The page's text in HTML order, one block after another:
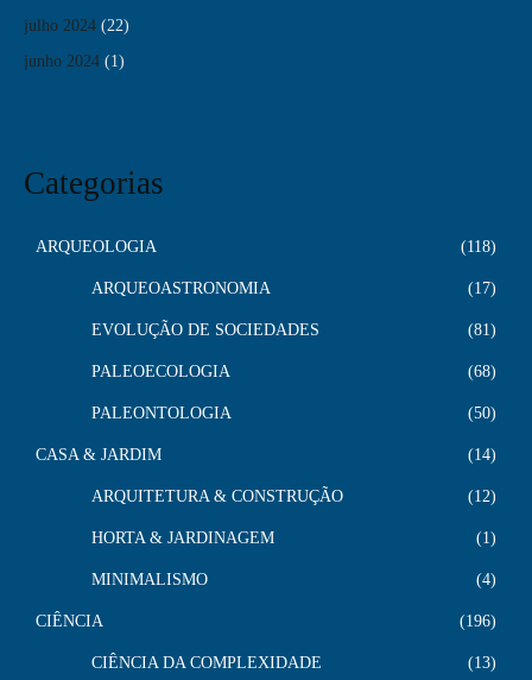
julho 2024 (22)
junho 2024 (1)
Categorias
ARQUEOLOGIA 118
ARQUEOASTRONOMIA 17
EVOLUÇÃO DE SOCIEDADES 81
PALEOECOLOGIA 68
PALEONTOLOGIA 50
CASA & JARDIM 14
ARQUITETURA & CONSTRUÇÃO 12
HORTA & JARDINAGEM 1
MINIMALISMO 4
CIÊNCIA 196
CIÊNCIA DA COMPLEXIDADE 13